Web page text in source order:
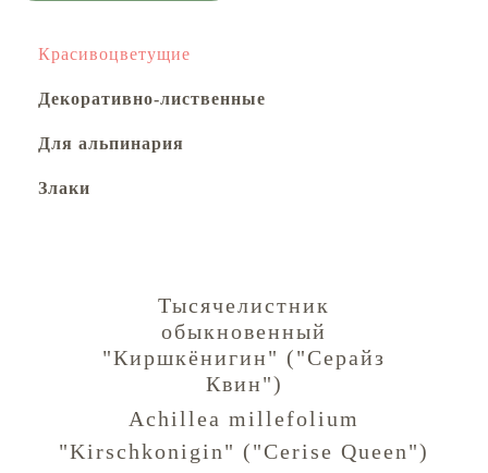
Красивоцветущие
Декоративно-лиственные
Для альпинария
Злаки
Тысячелистник
обыкновенный
"Киршкёнигин" ("Серайз
Квин")
Achillea millefolium
"Kirschkonigin" ("Cerise Queen")